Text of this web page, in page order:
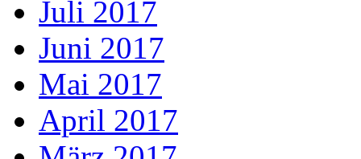
Juli 2017
Juni 2017
Mai 2017
April 2017